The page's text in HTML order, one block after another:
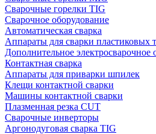
Сварочные горелки TIG
Сварочное оборудование
Автоматическая сварка
Аппараты для сварки пластиковых
Дополнительное электросварочное
Контактная сварка
Аппараты для приварки шпилек
Клещи контактной сварки
Машины контактной сварки
Плазменная резка CUT
Сварочные инверторы
Аргонодуговая сварка TIG